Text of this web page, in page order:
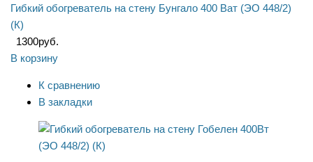
Гибкий обогреватель на стену Бунгало 400 Ват (ЭО 448/2)
(К)
1300руб.
В корзину
К сравнению
В закладки